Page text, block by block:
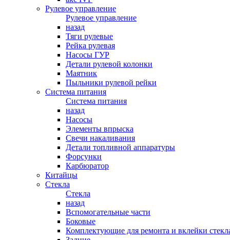
Рулевое управление
Рулевое управление
назад
Тяги рулевые
Рейка рулевая
Насосы ГУР
Детали рулевой колонки
Маятник
Пыльники рулевой рейки
Система питания
Система питания
назад
Насосы
Элементы впрыска
Свечи накаливания
Детали топливной аппаратуры
Форсунки
Карбюратор
Китайцы
Стекла
Стекла
назад
Вспомогательные части
Боковые
Комплектующие для ремонта и вклейки